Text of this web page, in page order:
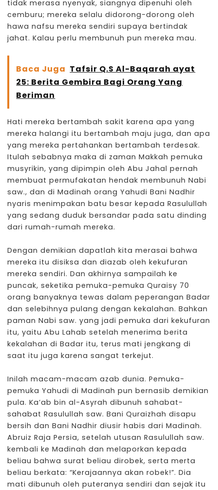
tidak merasa nyenyak, siangnya dipenuhi oleh
cemburu; mereka selalu didorong-dorong oleh
hawa nafsu mereka sendiri supaya bertindak
jahat. Kalau perlu membunuh pun mereka mau.
Baca Juga Tafsir Q.S Al-Baqarah ayat
25: Berita Gembira Bagi Orang Yang
Beriman
Hati mereka bertambah sakit karena apa yang
mereka halangi itu bertambah maju juga, dan apa
yang mereka pertahankan bertambah terdesak.
Itulah sebabnya maka di zaman Makkah pemuka
musyrikin, yang dipimpin oleh Abu Jahal pernah
membuat permufakatan hendak membunuh Nabi
saw., dan di Madinah orang Yahudi Bani Nadhir
nyaris menimpakan batu besar kepada Rasulullah
yang sedang duduk bersandar pada satu dinding
dari rumah-rumah mereka.
Dengan demikian dapatlah kita merasai bahwa
mereka itu disiksa dan diazab oleh kekufuran
mereka sendiri. Dan akhirnya sampailah ke
puncak, seketika pemuka-pemuka Quraisy 70
orang banyaknya tewas dalam peperangan Badar
dan selebihnya pulang dengan kekalahan. Bahkan
paman Nabi saw. yang jadi pemuka dari kekufuran
itu, yaitu Abu Lahab setelah menerima berita
kekalahan di Badar itu, terus mati jengkang di
saat itu juga karena sangat terkejut.
Inilah macam-macam azab dunia. Pemuka-
pemuka Yahudi di Madinah pun bernasib demikian
pula. Ka’ab bin al-Asyrah dibunuh sahabat-
sahabat Rasulullah saw. Bani Quraizhah disapu
bersih dan Bani Nadhir diusir habis dari Madinah.
Abruiz Raja Persia, setelah utusan Rasulullah saw.
kembali ke Madinah dan melaporkan kepada
beliau bahwa surat beliau dirobek, serta merta
beliau berkata: “Kerajaannya akan robek!”. Dia
mati dibunuh oleh puteranya sendiri dan sejak itu